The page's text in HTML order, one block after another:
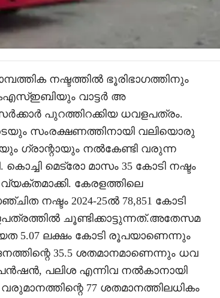
നഷ്ടത്തിൽ ഭൂരിഭാഗത്തിനും
വാട്ടർ അ
പുറത്തിറക്കിയ ധവളപത്രം.
സംരക്ഷണത്തിനായി വലിയൊരു
ഗ്രാന്റായും നൽകേണ്ടി വരുന്ന
കൊച്ചി മെട്രോ മാസം 35 കോടി നഷ്ടം
കേരളത്തിലെ
നഷ്ടം 2024-25ൽ 78,851 കോടി
ചൂണ്ടിക്കാട്ടുന്നത്.അതേസമ
5.07 ലക്ഷം കോടി രൂപയാണെന്നും
35.5 ശതമാനമാണെന്നും ധവ
പലിശ എന്നിവ നൽകാനായി
77 ശതമാനത്തിലധികം